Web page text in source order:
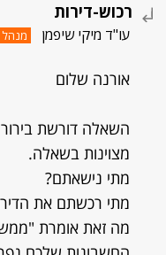
רכוש-דירות
עו"ד מיקי שיפמן מנהל
אורנה שלום
השאלה דורשת
מצוינות בשאלה.
מתי נישאתם?
מתי רכשתם את
מה זאת אומרת